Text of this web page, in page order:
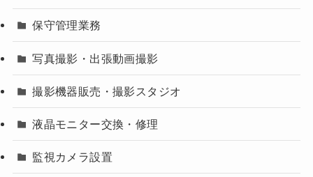
保守管理業務
写真撮影・出張動画撮影
撮影機器販売・撮影スタジオ
液晶モニター交換・修理
監視カメラ設置